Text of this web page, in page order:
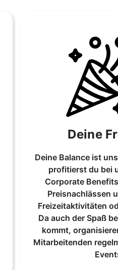
Deine
Deine Balance ist
profitierst du bei
Corporate
Preisnachlässen
Freizeitaktivitäten
Da auch der Spaß
kommt,
Mitarbeitenden